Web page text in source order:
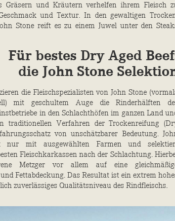
Gräsern und Kräutern verhelfen ihrem Fleisch
und Textur. In den gewaltigen
Stone reift es zu einem Juwel unter den
Für bestes Dry Aged
die John Stone
die Fleischspezialisten von John Stone
mit geschultem Auge die Rinderhälften
in den Schlachthöfen im ganzen Land
traditionellen Verfahren der Trockenreifung
von unschätzbarer Bedeutung.
nur mit ausgewählten Farmen und
Fleischkarkassen nach der Schlachtung.
Metzger vor allem auf eine
Fettabdeckung. Das Resultat ist ein extrem
zuverlässiges Qualitätsniveau des Rindfleischs.